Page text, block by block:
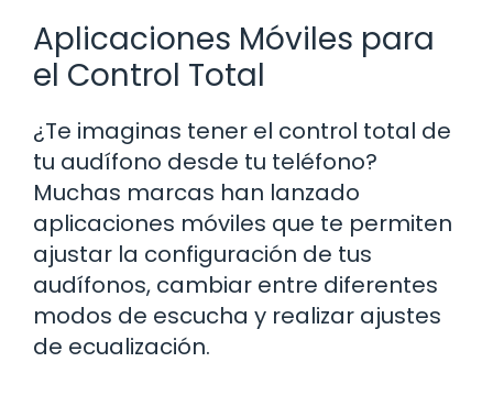
Aplicaciones Móviles para
el Control Total
¿Te imaginas tener el control total de
tu audífono desde tu teléfono?
Muchas marcas han lanzado
aplicaciones móviles que te permiten
ajustar la configuración de tus
audífonos, cambiar entre diferentes
modos de escucha y realizar ajustes
de ecualización.